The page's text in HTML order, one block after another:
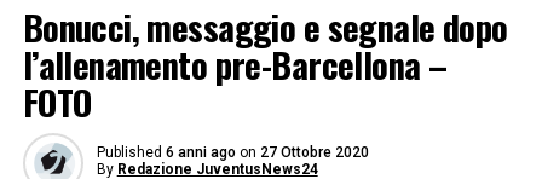
Bonucci, messaggio e segnale dopo
l’allenamento pre-Barcellona –
FOTO
Published 6 anni ago on 27 Ottobre 2020
By Redazione JuventusNews24